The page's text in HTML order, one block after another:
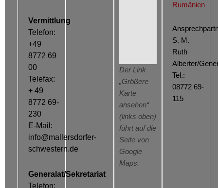
Vermittlung
Telefon:
+49
8772 69
00
Telefax:
+ 49
8772 69-
230
E-Mail:
info@mallersdorfer-
schwestern.de
Generalat/Sekretariat
Telefon:
Der Link
„Größere
Karte
ansehen“
(links oben)
führt auf die
Seite von
Google
Maps.
Rumänien
S. M.
Ruth
Alberter/
Tel.:
08772 69-
115